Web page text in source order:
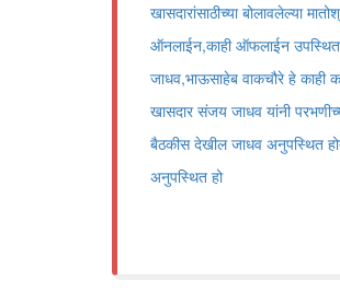
खासदारांसाठीच्या बोलावलेल्या
ऑनलाईन,काही ऑफलाईन
जाधव,भाऊसाहेब वाकचौरे हे
खासदार संजय जाधव यांनी
बैठकीस देखील जाधव अनुपस्थित
अनुपस्थित हो